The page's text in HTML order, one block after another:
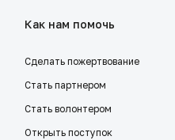
Как нам помочь
Сделать пожертвование
Стать партнером
Стать волонтером
Открыть поступок